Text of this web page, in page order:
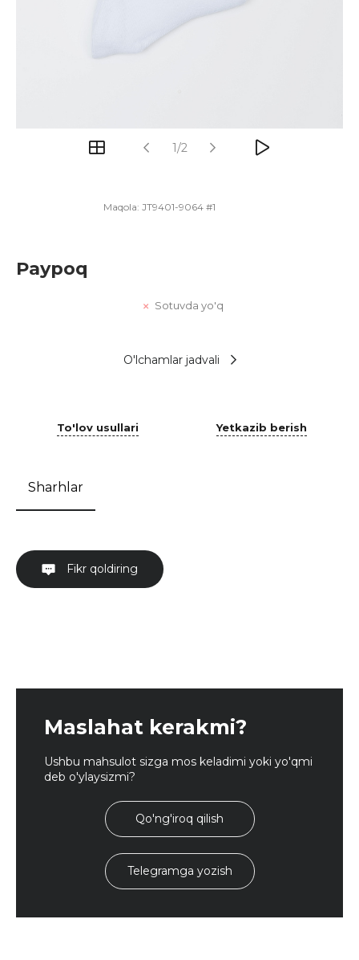
1/2
Maqola: JT9401-9064 #1
Paypoq
Sotuvda yo'q
O'lchamlar jadvali
To'lov usullari Yetkazib berish
Sharhlar
Fikr qoldiring
Maslahat kerakmi?
Ushbu mahsulot sizga mos keladimi yoki yo'qmi
deb o'ylaysizmi?
Qo'ng'iroq qilish
Telegramga yozish